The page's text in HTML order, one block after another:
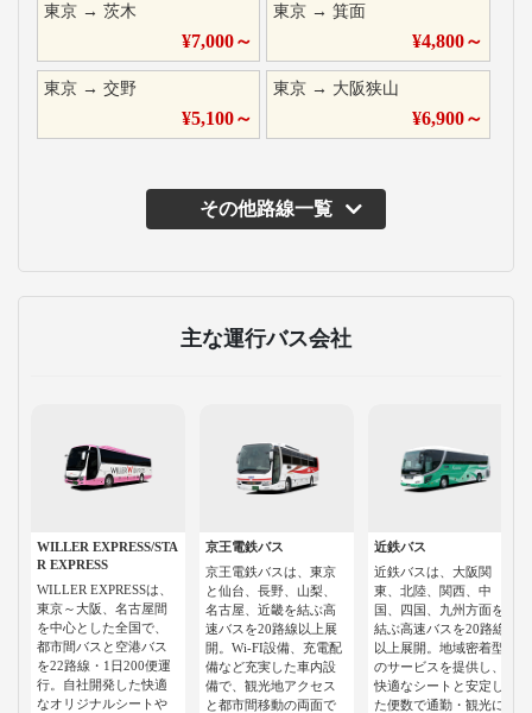
東京 → 茨木
¥7,000～
東京 →箕面
¥4,800～
東京 → 交野
¥5,100～
東京 → 大阪狭山
¥6,900～
その他路線一覧
主な運行バス会社
WILLER EXPRESS/STA
R EXPRESS
WILLER EXPRESSは、
東京～大阪、名古屋間
を中心とした全国で、
都市間バスと空港バス
を22路線・1日200便運
行。自社開発した快適
なオリジナルシートや
京王電鉄バス
京王電鉄バスは、東京
と仙台、長野、山梨、
名古屋、近畿を結ぶ高
速バスを20路線以上展
開。Wi-FI設備、充電配
備など充実した車内設
備で、観光地アクセス
と都市間移動の両面で
近鉄バス
近鉄バスは、大阪関
東、北陸、関西、中
国、四国、九州方面を
結ぶ高速バスを20路線
以上展開。地域密着型
のサービスを提供し、
快適なシートと安定し
た便数で通勤・観光に